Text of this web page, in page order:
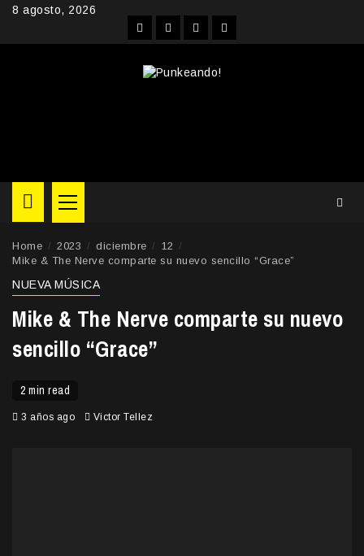
Skip8 agosto, 2026
FacebookInstagram
YouTubeTwitter
Primary
Menu
Home 2023 diciembre
12
Mike & The Nerve comparte su nuevo sencillo “Grace”
NUEVA MÚSICA
Mike & The Nerve comparte su nuevo
sencillo “Grace”
2 min read
3 años ago Victor Tellez